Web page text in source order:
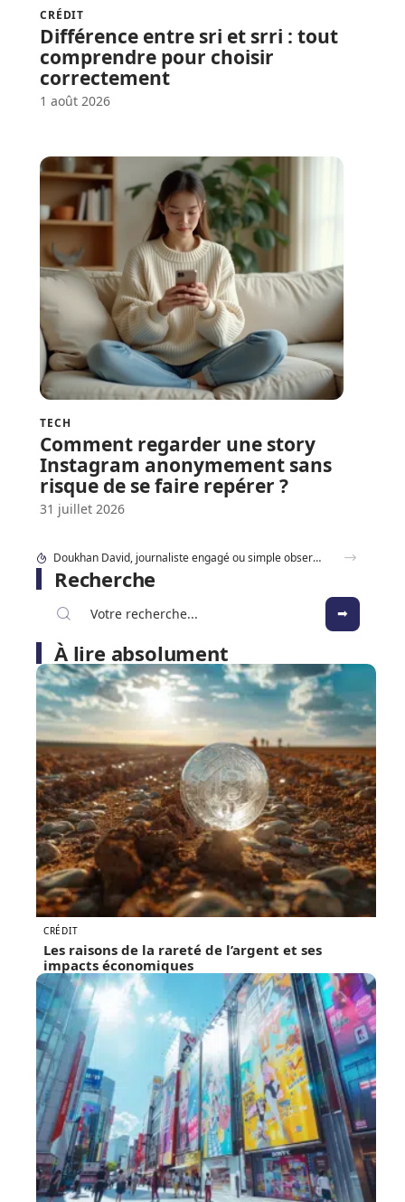
CRÉDIT
Différence entre sri et srri : tout
comprendre pour choisir
correctement
1 août 2026
TECH
Comment regarder une story
Instagram anonymement sans
risque de se faire repérer ?
31 juillet 2026
Doukhan David, journaliste engagé ou simple observateur du jeu politique ?
Recherche
À lire absolument
CRÉDIT
Les raisons de la rareté de l’argent et ses
impacts économiques